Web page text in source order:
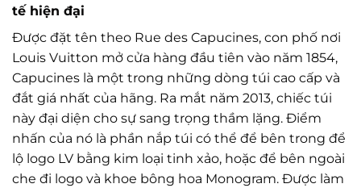
tế hiện đại
Được đặt tên theo Rue des Capucines, con phố nơi
Louis Vuitton mở cửa hàng đầu tiên vào năm 1854,
Capucines là một trong những dòng túi cao cấp và
đắt giá nhất của hãng. Ra mắt năm 2013, chiếc túi
này đại diện cho sự sang trọng thầm lặng. Điểm
nhấn của nó là phần nắp túi có thể để bên trong để
lộ logo LV bằng kim loại tinh xảo, hoặc để bên ngoài
che đi logo và khoe bông hoa Monogram. Được làm